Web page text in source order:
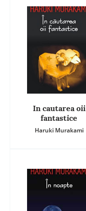
In cautarea oii
fantastice
Haruki Murakami